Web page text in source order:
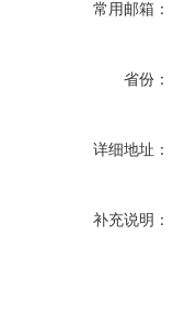
常用邮箱：
省份：
详细地址：
补充说明：